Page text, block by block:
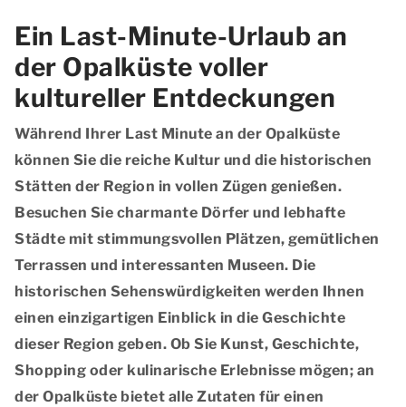
Ein Last-Minute-Urlaub an
der Opalküste voller
kultureller Entdeckungen
Während Ihrer Last Minute an der Opalküste
können Sie die reiche Kultur und die historischen
Stätten der Region in vollen Zügen genießen.
Besuchen Sie charmante Dörfer und lebhafte
Städte mit stimmungsvollen Plätzen, gemütlichen
Terrassen und interessanten Museen. Die
historischen Sehenswürdigkeiten werden Ihnen
einen einzigartigen Einblick in die Geschichte
dieser Region geben. Ob Sie Kunst, Geschichte,
Shopping oder kulinarische Erlebnisse mögen; an
der Opalküste bietet alle Zutaten für einen